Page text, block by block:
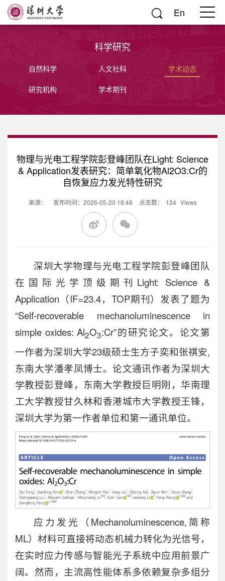
En
科学研究
自然科学 人文社科 学术动态
研究机构 学术期刊
物理与光电工程学院彭登峰团队在Light: Science
& Application发表研究：简单氧化物Al2O3:Cr的
自恢复应力发光特性研究
来源： 发布时间：2026-05-20 18:48 点击数： 124 Views
深圳大学物理与光电工程学院彭登峰团队
在国际光学顶级期刊 Light: Science &
Application （IF=23.4，TOP期刊）发表了题为
“Self-recoverable mechanoluminescence in
simple oxides: Al2O3:Cr”的研究论文。论文第
一作者为深圳大学23级硕士生方子奕和张祺安,
东南大学潘孝凤博士。论文通讯作者为深圳大
学教授彭登峰，东南大学教授巨明刚，华南理
工大学教授甘久林和香港城市大学教授王锋，
深圳大学为第一作者单位和第一通讯单位。
应力发光（Mechanoluminescence,简称
ML）材料可直接将动态机械力转化为光信号，
在实时应力传感与智能光子系统中应用前景广
阔。然而，主流高性能体系多依赖复杂多组分